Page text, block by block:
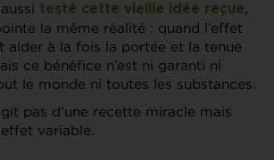
testé cette vieille idée reçue,
la même réalité : quand l’effet
aider à la fois la portée et la tenue
ce bénéfice n’est ni garanti ni
le monde ni toutes les substances.
pas d’une recette miracle mais
variable.